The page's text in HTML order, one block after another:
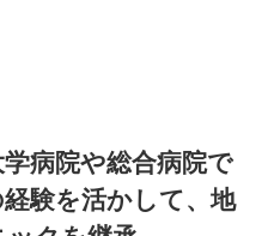
病院や総合病院で
験を活かして、地